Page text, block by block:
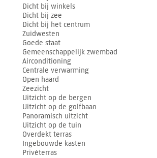
Dicht bij winkels
Dicht bij zee
Dicht bij het centrum
Zuidwesten
Goede staat
Gemeenschappelijk zwembad
Airconditioning
Centrale verwarming
Open haard
Zeezicht
Uitzicht op de bergen
Uitzicht op de golfbaan
Panoramisch uitzicht
Uitzicht op de tuin
Overdekt terras
Ingebouwde kasten
Privéterras